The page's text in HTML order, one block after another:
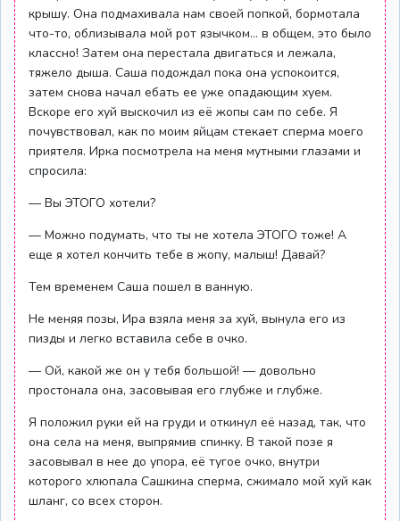
крышу. Она подмахивала нам своей попкой, бормотала
что-то, облизывала мой рот язычком… в общем, это было
классно! Затем она перестала двигаться и лежала,
тяжело дыша. Саша подождал пока она успокоится,
затем снова начал ебать ее уже опадающим хуем.
Вскоре его хуй выскочил из её жопы сам по себе. Я
почувствовал, как по моим яйцам стекает сперма моего
приятеля. Ирка посмотрела на меня мутными глазами и
спросила:
— Вы ЭТОГО хотели?
— Можно подумать, что ты не хотела ЭТОГО тоже! А
еще я хотел кончить тебе в жопу, малыш! Давай?
Тем временем Саша пошел в ванную.
Не меняя позы, Ира взяла меня за хуй, вынула его из
пизды и легко вставила себе в очко.
— Ой, какой же он у тебя большой! — довольно
простонала она, засовывая его глубже и глубже.
Я положил руки ей на груди и откинул её назад, так, что
она села на меня, выпрямив спинку. В такой позе я
засовывал в нее до упора, её тугое очко, внутри
которого хлюпала Сашкина сперма, сжимало мой хуй как
шланг, со всех сторон.